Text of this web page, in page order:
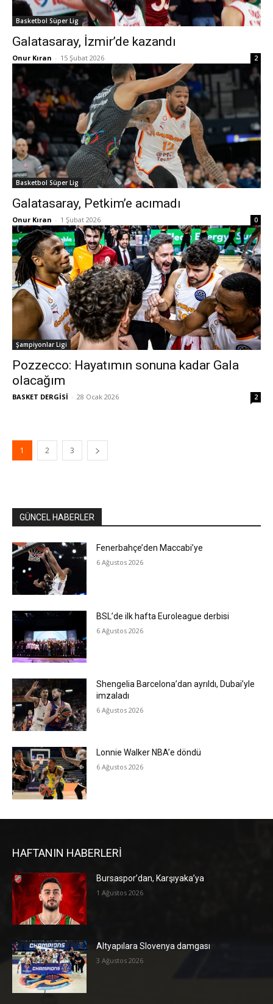
Basketbol Süper Lig
Galatasaray, İzmir’de kazandı
Onur Kıran - 15 Şubat 2026 2
Basketbol Süper Lig
Galatasaray, Petkim’e acımadı
Onur Kıran - 1 Şubat 2026 0
Şampiyonlar Ligi
Pozzecco: Hayatımın sonuna kadar Gala
olacağım
BASKET DERGİSİ - 28 Ocak 2026 2
1 2 3
GÜNCEL HABERLER
Fenerbahçe’den Maccabi’ye
6 Ağustos 2026
BSL’de ilk hafta Euroleague derbisi
6 Ağustos 2026
Shengelia Barcelona’dan ayrıldı, Dubai’yle
imzaladı
6 Ağustos 2026
Lonnie Walker NBA’e döndü
6 Ağustos 2026
HAFTANIN HABERLERİ
Bursaspor’dan, Karşıyaka’ya
1 Ağustos 2026
Altyapılara Slovenya damgası
3 Ağustos 2026